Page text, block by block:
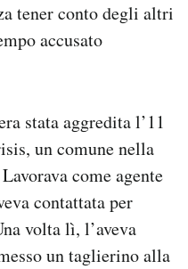
tener conto degli altri
accusato
stata aggredita l’11
un comune nella
come agente
contattata per
volta lì, l’aveva
un taglierino alla